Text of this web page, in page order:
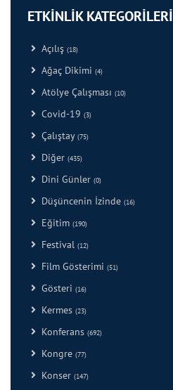
ETKİNLİK KATEGORİLERİ
Açılış (18)
Ağaç Dikimi (4)
Atölye Çalışması (10)
Covid-19 (3)
Çalıştay (75)
Diğer (435)
Dini Günler (0)
Düşüncenin İzinde (16)
Eğitim (190)
Festival (12)
Film Gösterimi (51)
Gösteri (16)
Kermes (23)
Konferans (692)
Kongre (77)
Konser (147)